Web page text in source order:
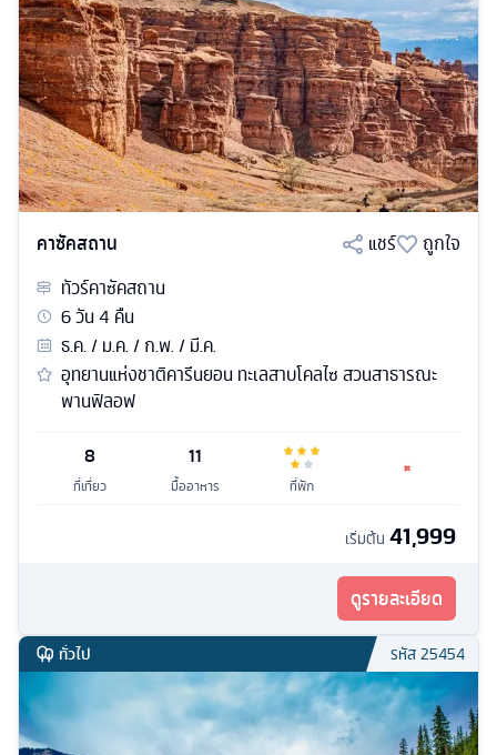
คาซัคสถาน แชร์
ถูกใจ
ทัวร์คาซัคสถาน
6วัน4 คืน
ธ.ค. / ม.ค. / ก.พ. / มี.ค.
อุทยานแห่งชาติคารีนยอน ทะเลสาบโคลไซ สวนสาธารณะ
พานฟิลอฟ
8
ที่เที่ยว
11
มื้ออาหาร ที่พัก
เริ่มต้น 41,999
ดูรายละเอียด
ทั่วไป รหัส25454